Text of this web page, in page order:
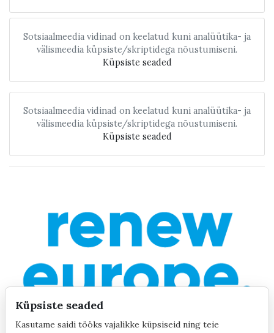
Sotsiaalmeedia vidinad on keelatud kuni analüütika- ja
välismeedia küpsiste/skriptidega nõustumiseni.
Küpsiste seaded
Sotsiaalmeedia vidinad on keelatud kuni analüütika- ja
välismeedia küpsiste/skriptidega nõustumiseni.
Küpsiste seaded
Küpsiste seaded
Kasutame saidi tööks vajalikke küpsiseid ning teie